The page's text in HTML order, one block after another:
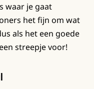
waar je gaat
het fijn om wat
als het een goede
streepje voor!